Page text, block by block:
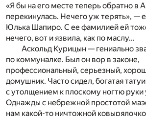
«Я бы на его месте теперь обратно в
перекинулась. Нечего уж терять», —
Юлька Шапиро. С ее фамилией ей
нечего, вот и язвила, как по маслу...
Аскольд Курицын — гениально
по коммуналке. Был он вор в законе,
профессиональный, серьезный,
домушник. Часто сидел, богатая
с утолщением к плоскому ногтю руки
Однажды с небрежной простотой
нам какой-то ничтожной